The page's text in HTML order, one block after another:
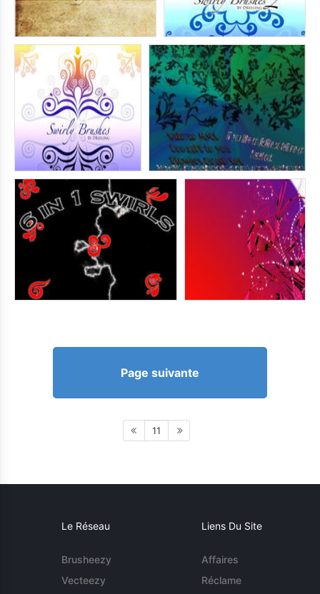
Page suivante
11
Le Réseau
Brusheezy
Vecteezy
Liens Du Site
Affaires
Réclame